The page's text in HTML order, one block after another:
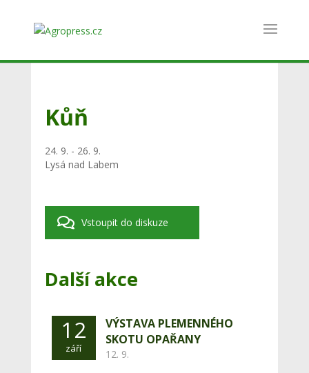
Kůň
24. 9. - 26. 9.
Lysá nad Labem
Vstoupit do diskuze
Další akce
12
září
VÝSTAVA PLEMENNÉHO
SKOTU OPAŘANY
12. 9.